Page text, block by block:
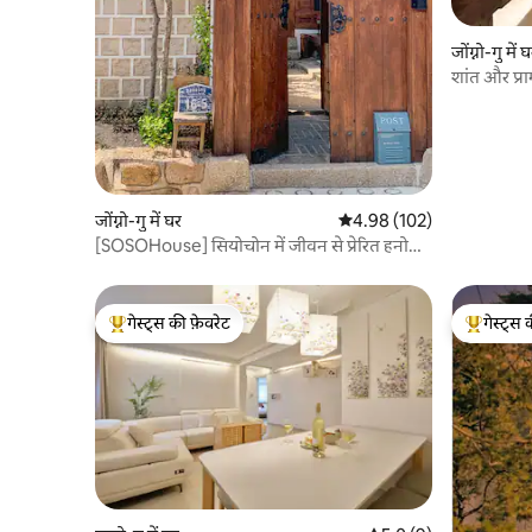
जोंग्नो-गु में घर औसत रेटिंग 5 में से 4.98, 102
4.98 (102)
[SOSOHouse] सियोचोन में जीवन से प्रेरित हनोक
जोंग्नो-गु में
शांत और
गेस्ट्स का टॉप फ़ेवरेट
गेस्ट्स की फ़ेवरेट
गेस्ट्स का
गेस्ट्स